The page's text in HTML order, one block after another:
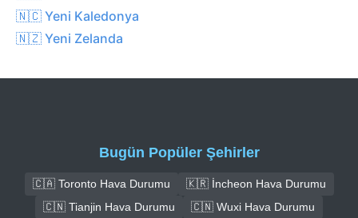
🇳🇨 Yeni Kaledonya
🇳🇿 Yeni Zelanda
Bugün Popüler Şehirler
🇨🇦 Toronto Hava Durumu
🇰🇷 İncheon Hava Durumu
🇨🇳 Tianjin Hava Durumu
🇨🇳 Wuxi Hava Durumu